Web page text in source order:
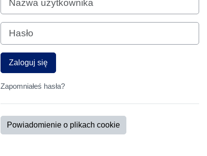
Hasło
Zaloguj się
Zapomniałeś hasła?
Powiadomienie o plikach cookie